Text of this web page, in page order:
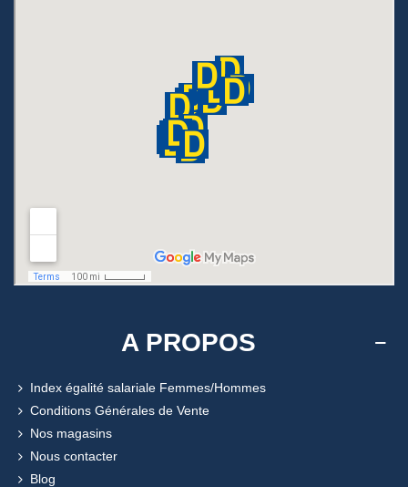
A PROPOS
Index égalité salariale Femmes/Hommes
Conditions Générales de Vente
Nos magasins
Nous contacter
Blog